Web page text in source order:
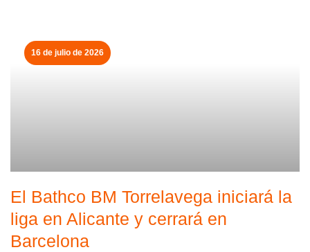
El Bathco BM Torrelavega iniciará la
liga en Alicante y cerrará en
Barcelona
16 de julio de 2026